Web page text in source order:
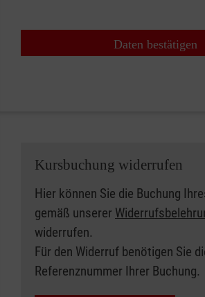
Daten bestätigen
Kursbuchung widerrufen
Hier können Sie die Buchung
gemäß unserer
widerrufen.
Für den Widerruf benötigen Sie
Referenznummer Ihrer Buchung.